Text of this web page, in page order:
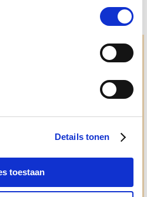
Details tonen
toestaan
worden we
leveren van producten van
je graag, doen wat wij